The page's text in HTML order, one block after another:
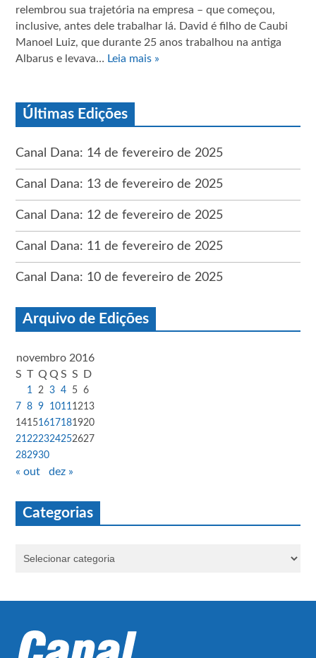
relembrou sua trajetória na empresa – que começou,
inclusive, antes dele trabalhar lá. David é filho de Caubi
Manoel Luiz, que durante 25 anos trabalhou na antiga
Albarus e levava… Leia mais »
Últimas Edições
Canal Dana: 14 de fevereiro de 2025
Canal Dana: 13 de fevereiro de 2025
Canal Dana: 12 de fevereiro de 2025
Canal Dana: 11 de fevereiro de 2025
Canal Dana: 10 de fevereiro de 2025
Arquivo de Edições
novembro 2016
S T Q Q S S D
1 2 3 4 5 6
7 8 9 1011 1213
14151617181920
21 222324252627
282930
« out dez »
Categorias